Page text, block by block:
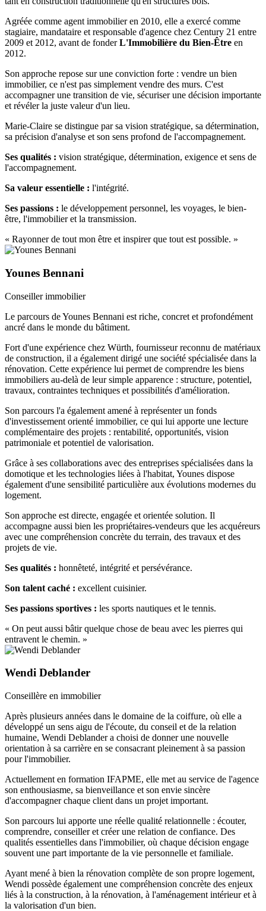
Agréée comme agent immobilier en 2010, elle a exercé comme
stagiaire, mandataire et responsable d'agence chez Century 21 entre
2009 et 2012, avant de fonderL'Immobilière du Bien-Être en
2012.
Son approche repose sur une conviction forte : vendre un bien
immobilier, ce n'est pas simplement vendre des murs. C'est
accompagner une transition de vie, sécuriser une décision importante
et révéler la juste valeur d'un lieu.
Marie-Claire se distingue par sa vision stratégique, sa détermination,
sa précision d'analyse et son sens profond de l'accompagnement.
Ses qualités : vision stratégique, détermination, exigence et sens de
l'accompagnement.
Sa valeur essentielle : l'intégrité.
Ses passions : le développement personnel, les voyages, le bien-
être, l'immobilier et la transmission.
« Rayonner de tout mon être et inspirer que tout est possible. »
Younes Bennani
Conseiller immobilier
Le parcours de Younes Bennani est riche, concret et profondément
ancré dans le monde du bâtiment.
Fort d'une expérience chez Würth, fournisseur reconnu de matériaux
de construction, il a également dirigé une société spécialisée dans la
rénovation. Cette expérience lui permet de comprendre les biens
immobiliers au-delà de leur simple apparence : structure, potentiel,
travaux, contraintes techniques et possibilités d'amélioration.
Son parcours l'a également amené à représenter un fonds
d'investissement orienté immobilier, ce qui lui apporte une lecture
complémentaire des projets : rentabilité, opportunités, vision
patrimoniale et potentiel de valorisation.
Grâce à ses collaborations avec des entreprises spécialisées dans la
domotique et les technologies liées à l'habitat, Younes dispose
également d'une sensibilité particulière aux évolutions modernes du
logement.
Son approche est directe, engagée et orientée solution. Il
accompagne aussi bien les propriétaires-vendeurs que les acquéreurs
avec une compréhension concrète du terrain, des travaux et des
projets de vie.
Ses qualités : honnêteté, intégrité et persévérance.
Son talent caché : excellent cuisinier.
Ses passions sportives : les sports nautiques et le tennis.
« On peut aussi bâtir quelque chose de beau avec les pierres qui
entravent le chemin. »
Wendi Deblander
Conseillère en immobilier
Après plusieurs années dans le domaine de la coiffure, où elle a
développé un sens aigu de l'écoute, du conseil et de la relation
humaine, Wendi Deblander a choisi de donner une nouvelle
orientation à sa carrière en se consacrant pleinement à sa passion
pour l'immobilier.
Actuellement en formation IFAPME, elle met au service de l'agence
son enthousiasme, sa bienveillance et son envie sincère
d'accompagner chaque client dans un projet important.
Son parcours lui apporte une réelle qualité relationnelle : écouter,
comprendre, conseiller et créer une relation de confiance. Des
qualités essentielles dans l'immobilier, où chaque décision engage
souvent une part importante de la vie personnelle et familiale.
Ayant mené à bien la rénovation complète de son propre logement,
Wendi possède également une compréhension concrète des enjeux
liés à la construction, à la rénovation, à l'aménagement intérieur et à
la valorisation d'un bien.